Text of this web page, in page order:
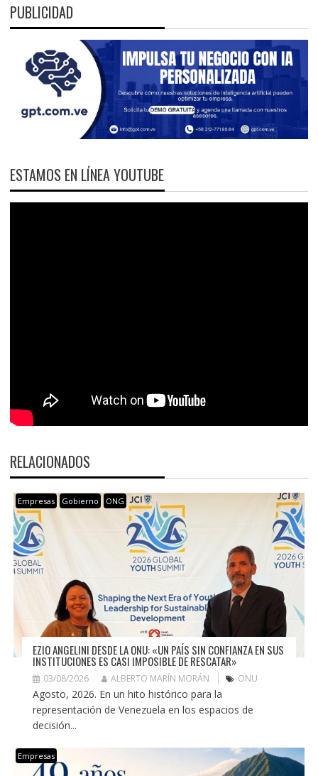
PUBLICIDAD
ESTAMOS EN LÍNEA YOUTUBE
RELACIONADOS
Empresas Gobierno ONG
EZIO ANGELINI DESDE LA ONU: «UN PAÍS SIN CONFIANZA EN SUS
INSTITUCIONES ES CASI IMPOSIBLE DE RESCATAR»
03/08/2026 ALBERTO MARÍN MORÁN ONU
Agosto, 2026. En un hito histórico para la
representación de Venezuela en los espacios de
decisión...
Empresas